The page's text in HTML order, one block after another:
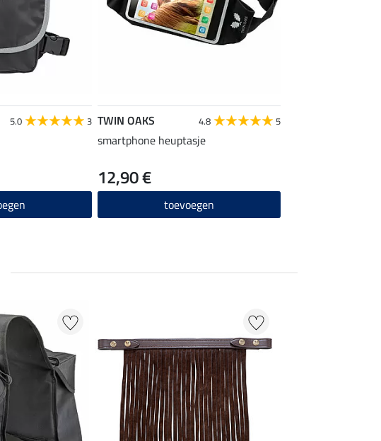
5.0 3 TWIN OAKS 4.8 5
smartphone heuptasje
12,90 €
toevoegen